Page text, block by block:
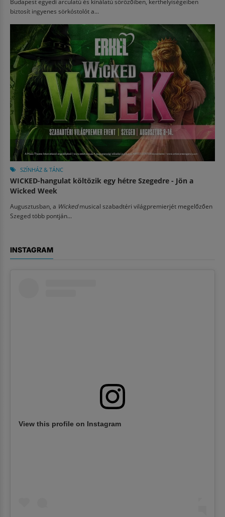
biztosít ingyenes sörkóstolót a...
SZÍNHÁZ & TÁNC
WICKED-hangulat költözik egy hétre Szegedre - Jön a
Wicked Week
Augusztusban, a Wickedmusical szabadtéri világpremierjét megelőzően
Szeged több pontján...
INSTAGRAM
View this profile on Instagram